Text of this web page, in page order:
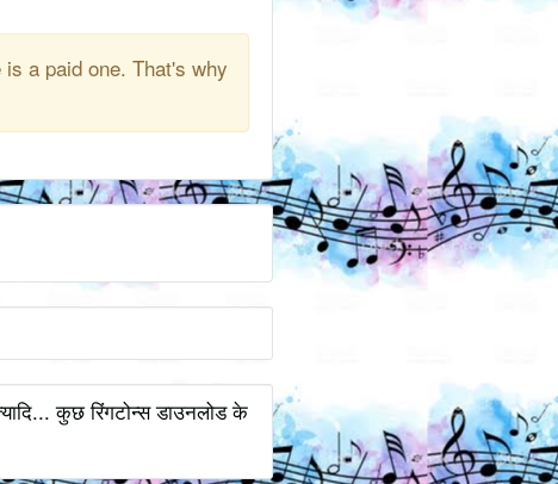
a paid one. That's why
कुछ रिंगटोन्स डाउनलोड के